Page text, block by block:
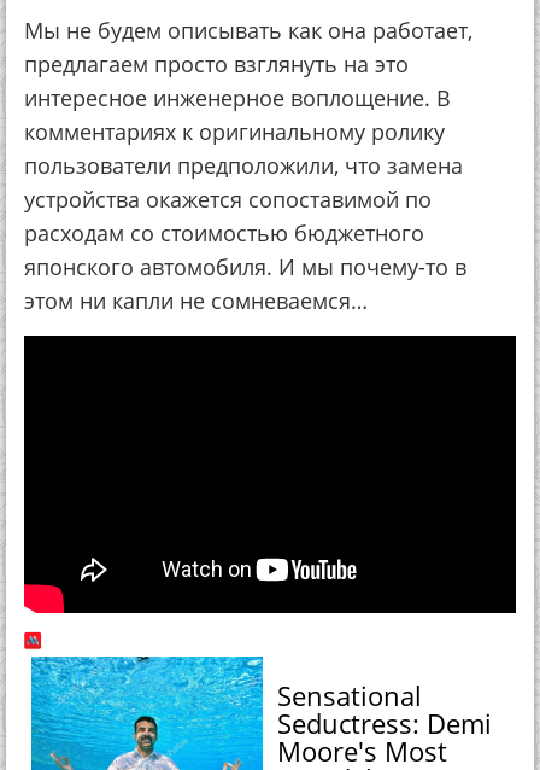
Мы не будем описывать как она работает,
предлагаем просто взглянуть на это
интересное инженерное воплощение. В
комментариях к оригинальному ролику
пользователи предположили, что замена
устройства окажется сопоставимой по
расходам со стоимостью бюджетного
японского автомобиля. И мы почему-то в
этом ни капли не сомневаемся…
Sensational
Seductress: Demi
Moore's Most